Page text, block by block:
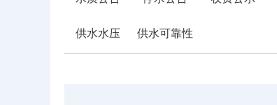
供水水压 供水可靠性